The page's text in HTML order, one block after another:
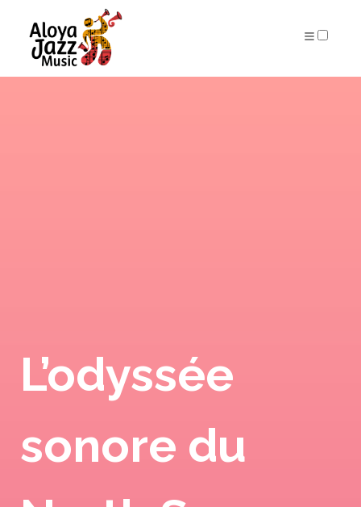
L’odyssée
sonore du